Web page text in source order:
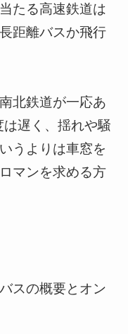
たる高速鉄道は
距離バスか飛行
北鉄道が一応あ
遅く、揺れや騒
うよりは車窓を
マンを求める方
スの概要とオン